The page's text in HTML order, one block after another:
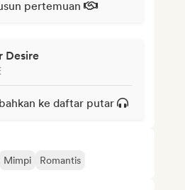
pertemuan
Desire
ke daftar putar
Mimpi Romantis